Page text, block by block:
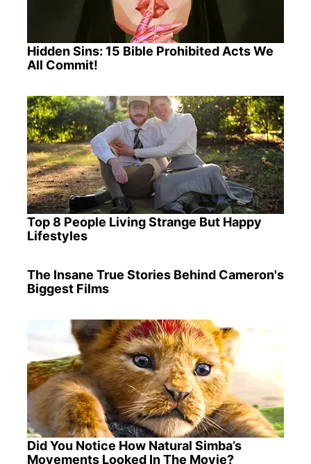
Hidden Sins: 15 Bible Prohibited Acts We
All Commit!
Top 8 People Living Strange But Happy
Lifestyles
The Insane True Stories Behind Cameron's
Biggest Films
Did You Notice How Natural Simba’s
Movements Looked In The Movie?